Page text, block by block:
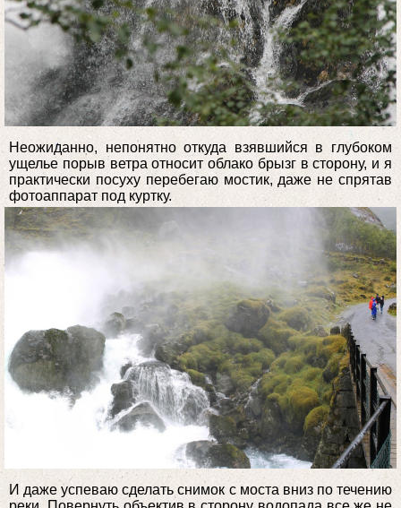
Неожиданно, непонятно откуда взявшийся в глубоком
ущелье порыв ветра относит облако брызг в сторону, и я
практически посуху перебегаю мостик, даже не спрятав
фотоаппарат под куртку.
И даже успеваю сделать снимок с моста вниз по течению